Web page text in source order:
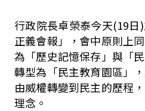
行政院長卓榮泰今天(19
正義會報」，會中原則上
為「歷史記憶保存」與「
轉型為「民主教育園區」
由威權轉變到民主的歷程
理念。